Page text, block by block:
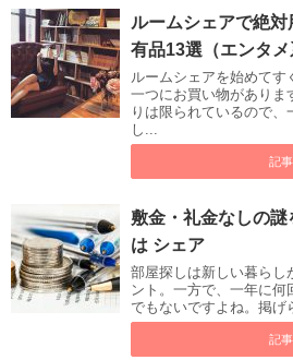
ルームシェアで絶
有品13選（エンタメ
ルームシェアを始めて
一つにお買い物がありま
りは限られているので
し...
記
敷金・礼金なしの
は シェア
部屋探しは新しい暮らし
ント。一方で、一年に
でもないですよね。掲げ
記